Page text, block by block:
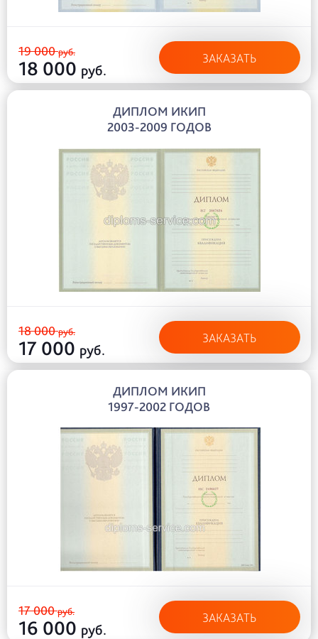
19 000руб.
18 000 руб.
ЗАКАЗАТЬ
ДИПЛОМ ИКИП
2003-2009 ГОДОВ
18 000руб.
17 000 руб.
ЗАКАЗАТЬ
ДИПЛОМ ИКИП
1997-2002 ГОДОВ
17 000руб.
16 000 руб.
ЗАКАЗАТЬ